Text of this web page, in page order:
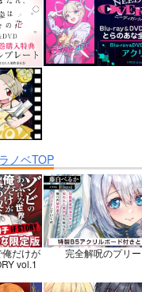
ペシ
ン
ート
Lynx Lenx
サンプル
ノベTOP
だけが
vol.1
完全解呪のプリ